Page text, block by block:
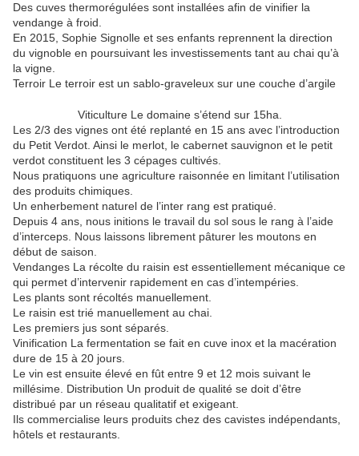
Des cuves thermorégulées sont installées afin de vinifier la
vendange à froid.
En 2015, Sophie Signolle et ses enfants reprennent la direction
du vignoble en poursuivant les investissements tant au chai qu’à
la vigne.
Terroir Le terroir est un sablo-graveleux sur une couche d’argile
Viticulture Le domaine s’étend sur 15ha.
Les 2/3 des vignes ont été replanté en 15 ans avec l’introduction
du Petit Verdot. Ainsi le merlot, le cabernet sauvignon et le petit
verdot constituent les 3 cépages cultivés.
Nous pratiquons une agriculture raisonnée en limitant l’utilisation
des produits chimiques.
Un enherbement naturel de l’inter rang est pratiqué.
Depuis 4 ans, nous initions le travail du sol sous le rang à l’aide
d’interceps. Nous laissons librement pâturer les moutons en
début de saison.
Vendanges La récolte du raisin est essentiellement mécanique ce
qui permet d’intervenir rapidement en cas d’intempéries.
Les plants sont récoltés manuellement.
Le raisin est trié manuellement au chai.
Les premiers jus sont séparés.
Vinification La fermentation se fait en cuve inox et la macération
dure de 15 à 20 jours.
Le vin est ensuite élevé en fût entre 9 et 12 mois suivant le
millésime. Distribution Un produit de qualité se doit d’être
distribué par un réseau qualitatif et exigeant.
Ils commercialise leurs produits chez des cavistes indépendants,
hôtels et restaurants.